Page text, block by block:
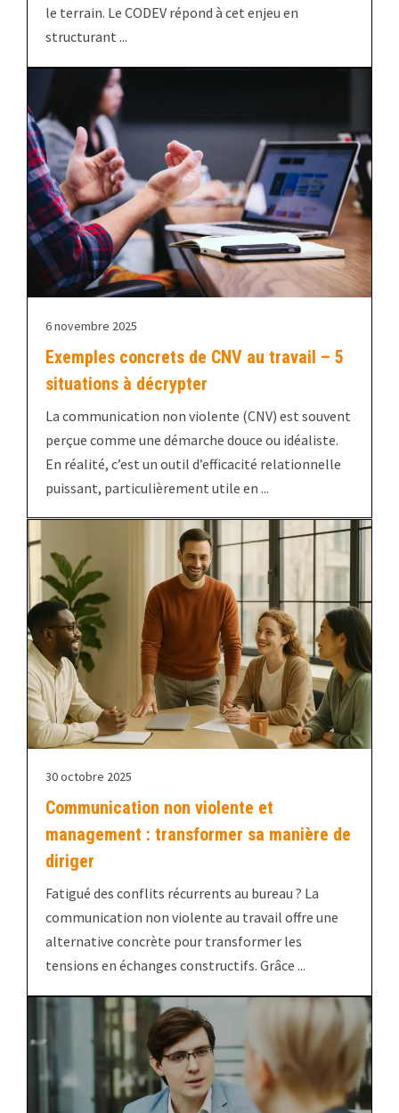
le terrain. Le CODEV répond à cet enjeu en
structurant ...
6 novembre 2025
Exemples concrets de CNV au travail – 5
situations à décrypter
La communication non violente (CNV) est souvent
perçue comme une démarche douce ou idéaliste.
En réalité, c’est un outil d’efficacité relationnelle
puissant, particulièrement utile en ...
30 octobre 2025
Communication non violente et
management : transformer sa manière de
diriger
Fatigué des conflits récurrents au bureau ? La
communication non violente au travail offre une
alternative concrète pour transformer les
tensions en échanges constructifs. Grâce ...